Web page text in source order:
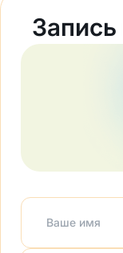
Запись
Ваше имя